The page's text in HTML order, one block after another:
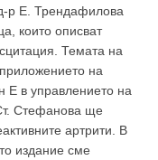
р Е. Трендафилова
които описват
Темата на
на
Е в управлението на
Стефанова ще
артрити. В
издание сме